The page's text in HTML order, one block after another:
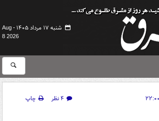
شنبه ۱۷ مرداد ۱۴۰۵ -
Aug
8 2026
۴ نظر
چاپ